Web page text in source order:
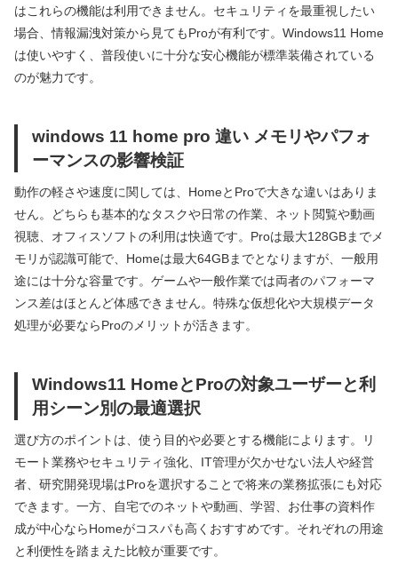
はこれらの機能は利用できません。セキュリティを最重視したい
場合、情報漏洩対策から見てもProが有利です。Windows11 Home
は使いやすく、普段使いに十分な安心機能が標準装備されている
のが魅力です。
windows 11 home pro 違い メモリやパフォ
ーマンスの影響検証
動作の軽さや速度に関しては、HomeとProで大きな違いはありま
せん。どちらも基本的なタスクや日常の作業、ネット閲覧や動画
視聴、オフィスソフトの利用は快適です。Proは最大128GBまでメ
モリが認識可能で、Homeは最大64GBまでとなりますが、一般用
途には十分な容量です。ゲームや一般作業では両者のパフォーマ
ンス差はほとんど体感できません。特殊な仮想化や大規模データ
処理が必要ならProのメリットが活きます。
Windows11 HomeとProの対象ユーザーと利
用シーン別の最適選択
選び方のポイントは、使う目的や必要とする機能によります。リ
モート業務やセキュリティ強化、IT管理が欠かせない法人や経営
者、研究開発現場はProを選択することで将来の業務拡張にも対応
できます。一方、自宅でのネットや動画、学習、お仕事の資料作
成が中心ならHomeがコスパも高くおすすめです。それぞれの用途
と利便性を踏まえた比較が重要です。